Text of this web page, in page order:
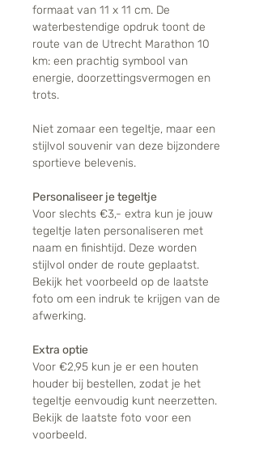
formaat van 11 x 11 cm. De
waterbestendige opdruk toont de
route van de Utrecht Marathon 10
km: een prachtig symbool van
energie, doorzettingsvermogen en
trots.
Niet zomaar een tegeltje, maar een
stijlvol souvenir van deze bijzondere
sportieve belevenis.
Personaliseer je tegeltje
Voor slechts €3,- extra kun je jouw
tegeltje laten personaliseren met
naam en finishtijd. Deze worden
stijlvol onder de route geplaatst.
Bekijk het voorbeeld op de laatste
foto om een indruk te krijgen van de
afwerking.
Extra optie
Voor €2,95 kun je er een houten
houder bij bestellen, zodat je het
tegeltje eenvoudig kunt neerzetten.
Bekijk de laatste foto voor een
voorbeeld.